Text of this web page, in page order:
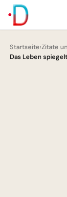
Startseite›Zitate
Das Leben